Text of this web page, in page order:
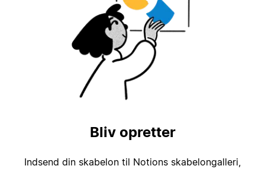
Bliv opretter
Indsend din skabelon til Notions skabelongalleri,